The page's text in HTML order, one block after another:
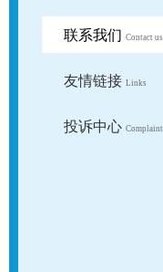
联系我们 Contact us
友情链接 Links
投诉中心 Complaint